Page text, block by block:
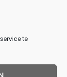
te